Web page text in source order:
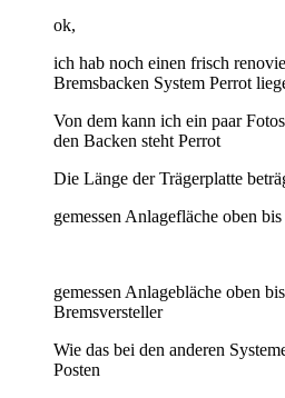
ok,
ich hab noch einen frisch
Bremsbacken System Perrot
Von dem kann ich ein paar
den Backen steht Perrot
Die Länge der Trägerplatte
gemessen Anlagefläche oben
gemessen Anlagebläche oben
Bremsversteller
Wie das bei den anderen
Posten